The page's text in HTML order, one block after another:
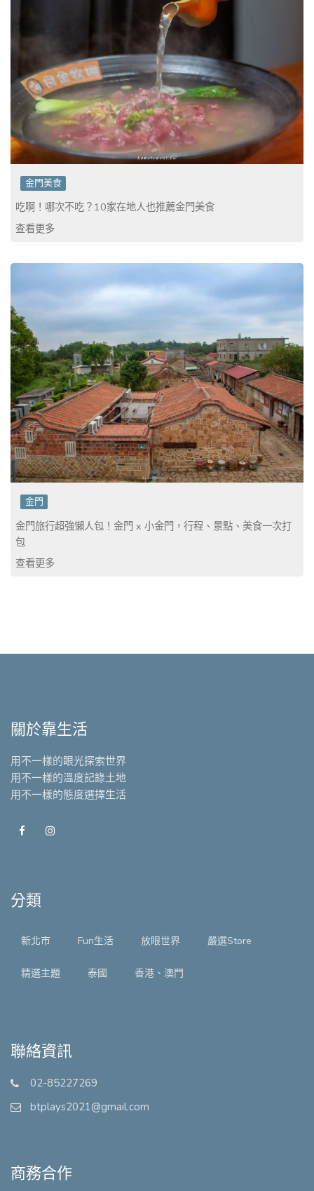
金門美食
吃啊！哪次不吃？10家在地人也推薦金門美食
查看更多
金門
金門旅行超強懶人包！金門 x 小金門，行程、景點、美食一次打
包
查看更多
關於靠生活
用不一樣的眼光探索世界
用不一樣的溫度記錄土地
用不一樣的態度選擇生活
分類
新北市 Fun生活 放眼世界 嚴選Store
精選主題 泰國 香港、澳門
聯絡資訊
02-85227269
btplays2021@gmail.com
商務合作